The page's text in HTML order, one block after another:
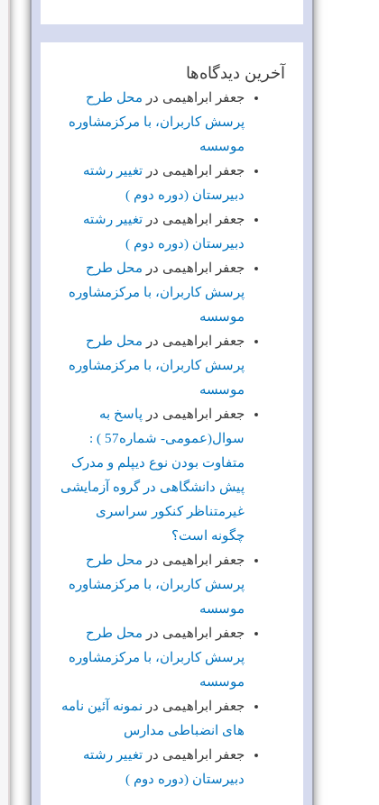
آخرین دیدگاه‌ها
جعفر ابراهیمی در محل طرح
پرسش کاربران، با مرکزمشاوره
موسسه
جعفر ابراهیمی در تغییر رشته
دبیرستان (دوره دوم )
جعفر ابراهیمی در تغییر رشته
دبیرستان (دوره دوم )
جعفر ابراهیمی در محل طرح
پرسش کاربران، با مرکزمشاوره
موسسه
جعفر ابراهیمی در محل طرح
پرسش کاربران، با مرکزمشاوره
موسسه
جعفر ابراهیمی در پاسخ به
سوال(عمومی- شماره57 ) :
متفاوت بودن نوع دیپلم و مدرک
پیش دانشگاهی در گروه آزمایشی
غیرمتناظر کنکور سراسری
چگونه است؟
جعفر ابراهیمی در محل طرح
پرسش کاربران، با مرکزمشاوره
موسسه
جعفر ابراهیمی در محل طرح
پرسش کاربران، با مرکزمشاوره
موسسه
جعفر ابراهیمی در نمونه آئین نامه
های انضباطی مدارس
جعفر ابراهیمی در تغییر رشته
دبیرستان (دوره دوم )